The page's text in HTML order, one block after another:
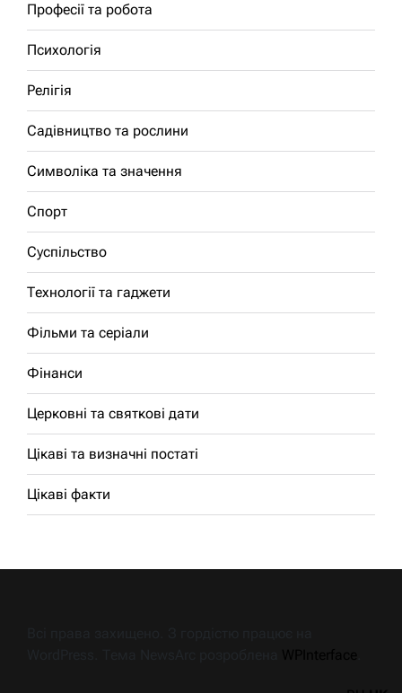
Професії та робота
Психологія
Релігія
Садівництво та рослини
Символіка та значення
Спорт
Суспільство
Технології та гаджети
Фільми та серіали
Фінанси
Церковні та святкові дати
Цікаві та визначні постаті
Цікаві факти